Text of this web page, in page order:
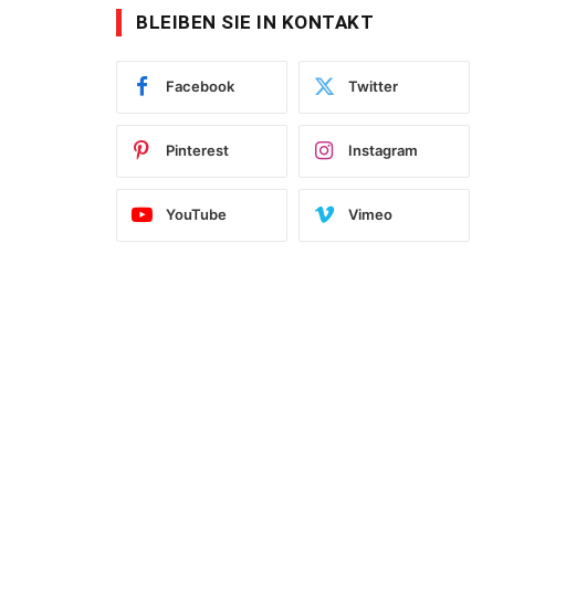
BLEIBEN SIE IN KONTAKT
Facebook Twitter
Pinterest Instagram
YouTube Vimeo